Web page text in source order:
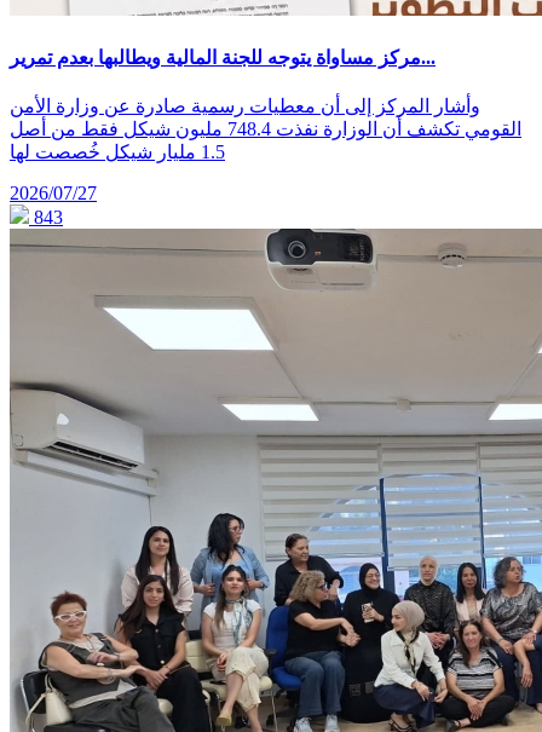
مركز مساواة يتوجه للجنة المالية ويطالبها بعدم تمرير...
وأشار المركز إلى أن معطيات رسمية صادرة عن وزارة الأمن
القومي تكشف أن الوزارة نفذت 748.4 مليون شيكل فقط من أصل
1.5 مليار شيكل خُصصت لها
2026/07/27
843